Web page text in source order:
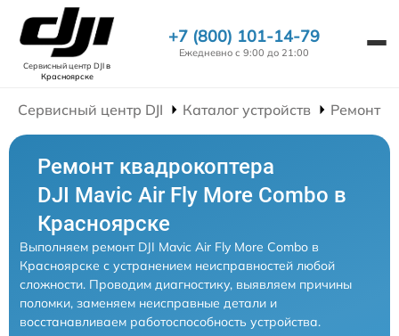
Сервисный центр DJIв
Красноярске
+7 (800) 101-14-79
Ежедневно с 9:00 до 21:00
Сервисный центр DJI Каталог устройств Ремонт
Ремонт квадрокоптера
DJI Mavic Air Fly More Combo в
Красноярске
Выполняем ремонт DJI Mavic Air Fly More Combo в
Красноярске с устранением неисправностей любой
сложности. Проводим диагностику, выявляем причины
поломки, заменяем неисправные детали и
восстанавливаем работоспособность устройства.